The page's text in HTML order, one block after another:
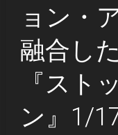
ョン・
融合し
『スト
ン』1/